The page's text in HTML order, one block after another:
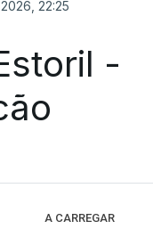
22:25
-
A CARREGAR